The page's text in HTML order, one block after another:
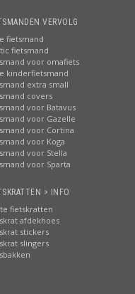
VERVOLG
fietsmand
fietsmand
voor omafiets
kinderfietsmand
extra small
covers
voor Batavus
voor Gazelle
voor Cortina
voor Koga
voor Stella
voor Sparta
> INFO
fietskratten
afdekhoes
stickers
slingers